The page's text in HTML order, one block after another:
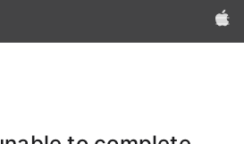
Apple‏